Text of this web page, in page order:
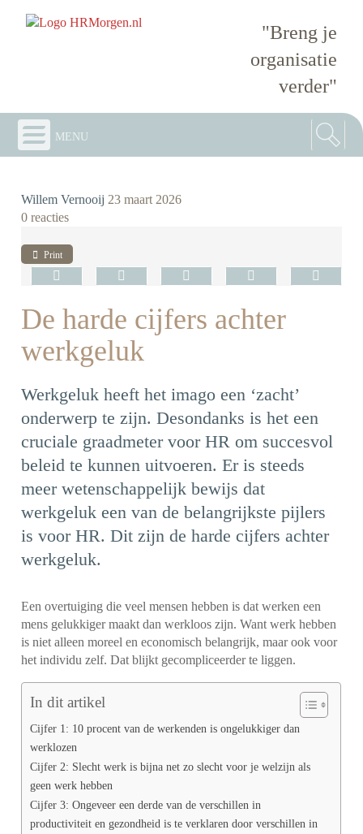
"Breng je
organisatie
verder"
menu
Willem Vernooij 23 maart 2026
0 reacties
Print
De harde cijfers achter
werkgeluk
Werkgeluk heeft het imago een ‘zacht’
onderwerp te zijn. Desondanks is het een
cruciale graadmeter voor HR om succesvol
beleid te kunnen uitvoeren. Er is steeds
meer wetenschappelijk bewijs dat
werkgeluk een van de belangrijkste pijlers
is voor HR. Dit zijn de harde cijfers achter
werkgeluk.
Een overtuiging die veel mensen hebben is dat werken een
mens gelukkiger maakt dan werkloos zijn. Want werk hebben
is niet alleen moreel en economisch belangrijk, maar ook voor
het individu zelf. Dat blijkt gecompliceerder te liggen.
In dit artikel
Cijfer 1: 10 procent van de werkenden is ongelukkiger dan
werklozen
Cijfer 2: Slecht werk is bijna net zo slecht voor je welzijn als
geen werk hebben
Cijfer 3: Ongeveer een derde van de verschillen in
productiviteit en gezondheid is te verklaren door verschillen in